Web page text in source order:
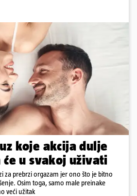
koje akcija dulje
u svakoj uživati
za prebrzi orgazam jer ono što je bitno
Osim toga, samo male preinake
veći užitak